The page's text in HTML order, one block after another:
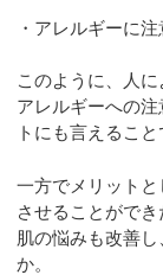
・アレルギーに
このように、人
アレルギーへの
トにも言えること
一方でメリット
させることがで
肌の悩みも改善
か。